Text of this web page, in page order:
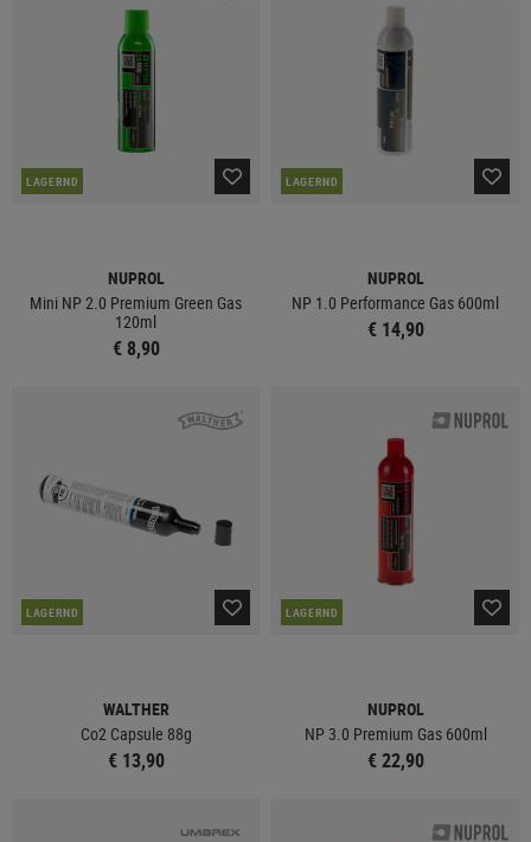
LAGERND
NUPROL
Mini NP 2.0 Premium Green Gas
120ml
€ 8,90
LAGERND
NUPROL
NP 1.0 Performance Gas 600ml
€ 14,90
LAGERND
WALTHER
Co2 Capsule 88g
€ 13,90
LAGERND
NUPROL
NP 3.0 Premium Gas 600ml
€ 22,90